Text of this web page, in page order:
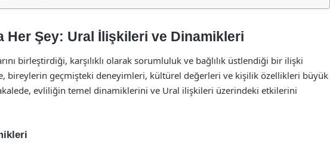
Her Şey: Ural İlişkileri ve Dinamikleri
birleştirdiği, karşılıklı olarak sorumluluk ve bağlılık üstlendiği bir ilişki
bireylerin geçmişteki deneyimleri, kültürel değerleri ve kişilik özellikleri büyük
evliliğin temel dinamiklerini ve Ural ilişkileri üzerindeki etkilerini